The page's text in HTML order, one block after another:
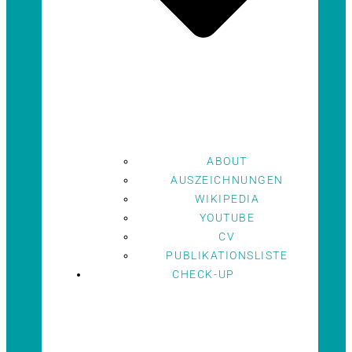
ABOUT
AUSZEICHNUNGEN
WIKIPEDIA
YOUTUBE
CV
PUBLIKATIONSLISTE
CHECK-UP